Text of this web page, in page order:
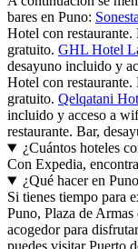
bares en Puno:
Hotel con
gratuito. GHL Hotel
desayuno incluido y
Hotel con
gratuito. Qelqatani
incluido y acceso a
restaurante. Bar,
¿Cuántos hoteles
Con Expedia,
¿Qué hacer en
Si tienes tiempo para
Puno, Plaza de
acogedor para